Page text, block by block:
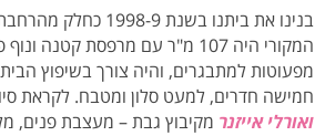
בנינו את ביתנו
המקורי היה 107 מ"ר עם
חמישה חדרים, למעט סלון ומטבח. לקראת
ואורלי אייזנר מקיבוץ גבת – מעצבת פנים,